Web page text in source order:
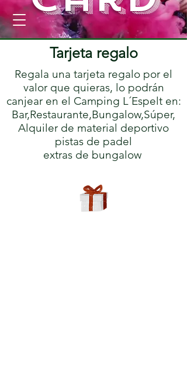
Reservar
Tarjeta regalo
Regala una tarjeta regalo por el
valor que quieras, lo podrán
canjear en el Camping L´Espelt en:
Bar,Restaurante,Bungalow,Súper,
Alquiler de material deportivo
pistas de padel
extras de bungalow